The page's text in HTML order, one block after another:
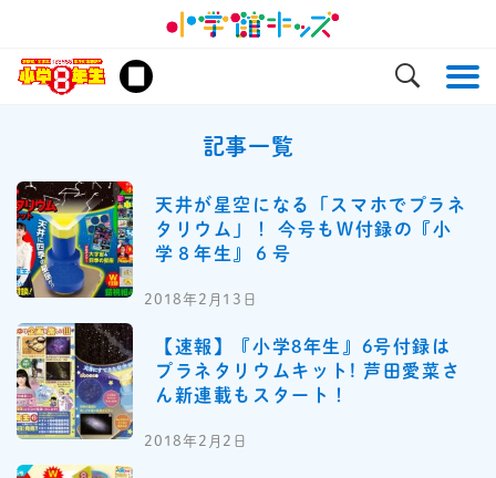
記事一覧
天井が星空になる「スマホでプラネ
タリウム」！ 今号もW付録の『小
学８年生』６号
2018年2月13日
【速報】『小学8年生』6号付録は
プラネタリウムキット! 芦田愛菜さ
ん新連載もスタート！
2018年2月2日